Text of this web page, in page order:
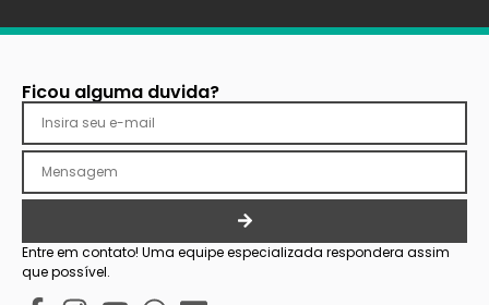
Ficou alguma duvida?
Entre em contato! Uma equipe especializada respondera assim
que possível.